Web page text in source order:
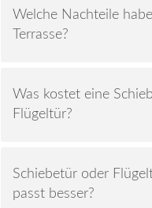
Welche Nachteile
Terrasse?
Was kostet eine
Flügeltür?
Schiebetür oder
passt besser?